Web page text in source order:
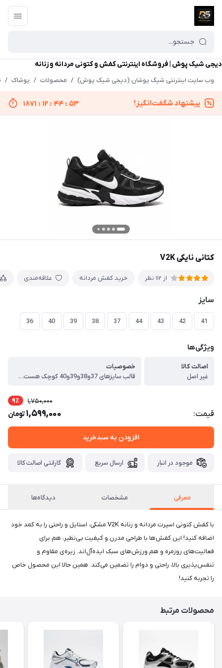
دیجی شیک پوش | فروشگاه اینترنتی کفش و کتونی مردانه و زنانه
وب سایت اینترنتی شیک پوشان (دیجی شیک پوش) / محصولات / پوشاک /
پیشنهاد شگفت‌انگیز! 1871 : 12 : 44 : 53
کتانی نایکی V2K
از 112 نظر خرید کفش مردانه علاقه‌مندی
سایز
41
42
43
44
37
38
39
40
36
ویژگی‌ها
اصالت کالا
غیر اصل
خصوصیات
قالب سایزهای 37و38و39و40 کوچک هست . بهتر است یک سایز از سایز خودتون بزرگتر انتخاب کنید ، برند : نایک ، نوع کالا : ( اسپرت – راحتی – پیاده روی – استفاده روزمره – مهمانی – اداره ) ، مدل کالا : بندی ، دوخت : داخل ، جنس زیره : دوتکه ، جنس رویه : تور پختی دوخت ، نوع کفی : معمولی ، کشور تولید کننده : ایران ، وزن خالص کالا : 720 ، قابل شستشو : میباشد (برای شستشو محصول بهتر است از شامپو و اَبر استفاده شود. بهتر است هنگام استفاده از ماشین لباسشویی از پودر آنزیم دار استفاده نشود) ، توضیحات اجمالی کالا : تمامی مواد اولیه این کار خارجی میباشد و در داخل مونتاژ شده قالب تمامی سایز ها استاندارد میباشد، کاملا مقاوم و دوخت داخل خورده میباشد، دوخت داخل کار باعث مقاومت بیشتر کتونی در برابر فشار وارد شده میشود .
قیمت:
1,750,000 9٪
1,599,000تومان
افزودن به سبدخرید
موجود در انبار ارسال سریع گارانتی اصالت کالا
معرفی مشخصات دیدگاه‌ها
با کفش کتونی اسپرت مردانه و زنانه V2K مشکی، استایل و راحتی را به کمد خود
اضافه کنید! این کفش‌ها با طراحی مدرن و کیفیت بی‌نظیر، هم برای
فعالیت‌های روزمره و هم ورزش‌های سبک ایده‌آل‌اند. زیره‌ی مقاوم و
تنفس‌پذیری بالا، راحتی و دوام را تضمین می‌کند. همین حالا این محصول خاص
را تجربه کنید!
محصولات مرتبط